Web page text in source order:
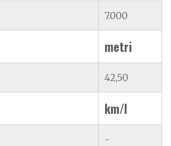
7.000
metri
42,50
km/l
-